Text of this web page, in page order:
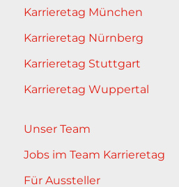
Karrieretag München
Karrieretag Nürnberg
Karrieretag Stuttgart
Karrieretag Wuppertal
Unser Team
Jobs im Team Karrieretag
Für Aussteller